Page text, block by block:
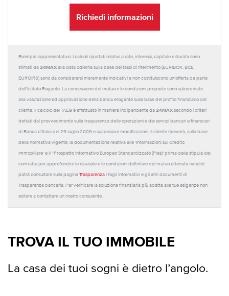
Richiedi informazioni
Esempio rappresentativo: I calcoli riportati relativi a rate, interessi, capitale e durata sono
stimati da 24MAX alla data odierna sulla base dei tassi di riferimento (EURIBOR, BCE,
EUROIRS) sono da considerarsi meramente indicativi e non costituiscono un'offerta da parte
dell'Istituto Rogante. La concessione del mutuo e le condizioni proposte sono subordinate
alla valutazione ed approvazione della banca erogante sulla base del profilo finanziario del
cliente. Il calcolo del TAEG è effettuato in maniera indipendente da 24MAX secondo i criteri
dettati dal provvedimento sulla trasparenza delle operazioni e dei servizi bancari e finanziari
di Banca d'Italia del 29 luglio 2009 e successive modificazioni. Il cliente riceverà, sulla base
della normativa vigente, la documentazione relativa alle 'Informazioni sul Credito
Immobiliare' e il “Prospetto Informativo Europeo Standardizzato (Pies)' prima della stipula del
contratto per approfondire le clausole e le condizioni definitive del mutuo ottenuto nonché
potrà consultare sulla pagina Trasparenza i fogli informativi e gli altri documenti di
Trasparenza bancaria. Per verificare la soluzione finanziaria più adatta alle tue esigenze non
esitare a contattare un nostro consulente.
TROVA IL TUO IMMOBILE
La casa dei tuoi sogni è dietro l’angolo.